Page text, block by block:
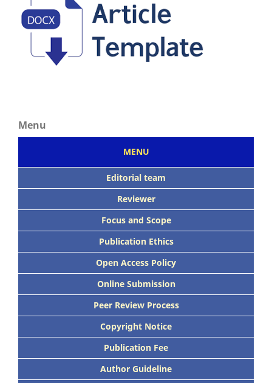
Menu
MENU
Editorial team
Reviewer
Focus and Scope
Publication Ethics
Open Access Policy
Online Submission
Peer Review Process
Copyright Notice
Publication Fee
Author Guideline